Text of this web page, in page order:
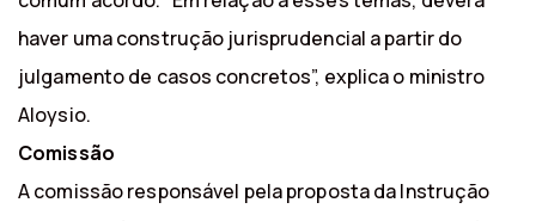
haver uma construção jurisprudencial a partir do
julgamento de casos concretos”, explica o ministro
Aloysio.
Comissão
A comissão responsável pela proposta da Instrução